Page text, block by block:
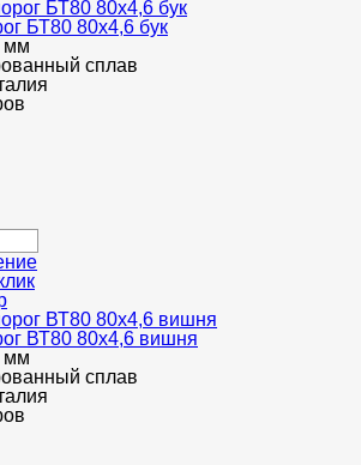
БТ80 80х4,6 бук
мм
сплав
ВТ80 80х4,6 вишня
мм
сплав